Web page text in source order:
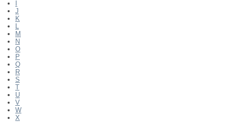
J
K
L
M
N
O
P
Q
R
S
T
U
V
W
X